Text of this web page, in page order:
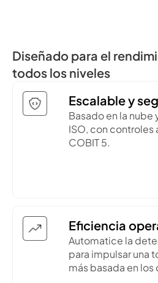
Diseñado para el
todos los niveles
Escalable y
Basado en la
ISO, con
COBIT 5.
Eficiencia
Automatice la
para impulsar una
más basada en los